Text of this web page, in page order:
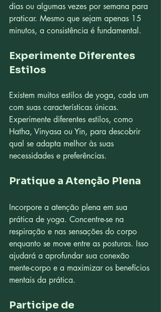
dias ou algumas vezes por semana para
praticar. Mesmo que sejam apenas 15
minutos, a consistência é fundamental.
Experimente Diferentes
Estilos
Existem muitos estilos de yoga, cada um
com suas características únicas.
Experimente diferentes estilos, como
Hatha, Vinyasa ou Yin, para descobrir
qual se adapta melhor às suas
necessidades e preferências.
Pratique a Atenção Plena
Incorpore a atenção plena em sua
prática de yoga. Concentre-se na
respiração e nas sensações do corpo
enquanto se move entre as posturas. Isso
ajudará a aprofundar sua conexão
mente-corpo e a maximizar os benefícios
mentais da prática.
Participe de